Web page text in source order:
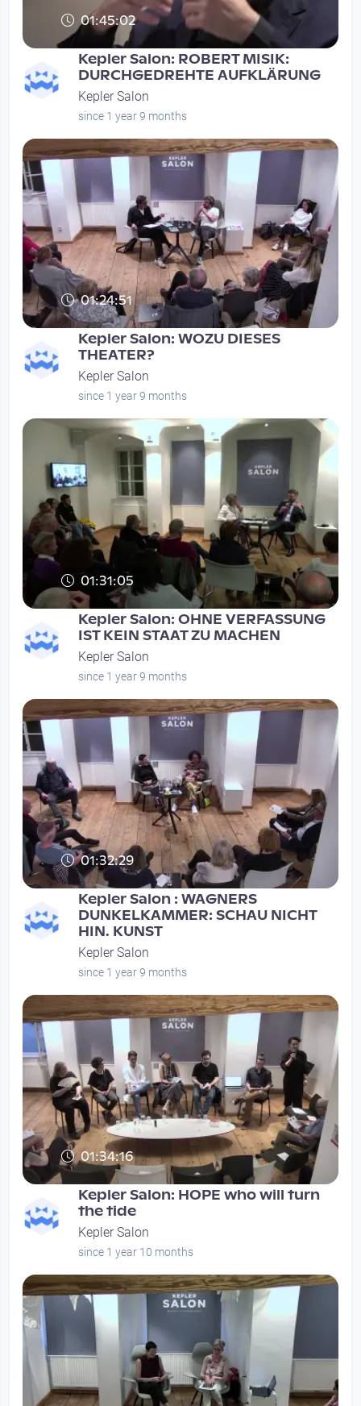
01:45:02
Kepler Salon: ROBERT MISIK:
DURCHGEDREHTE AUFKLÄRUNG
Kepler Salon
since 1 year 9 months
01:24:51
Kepler Salon: WOZU DIESES
THEATER?
Kepler Salon
since 1 year 9 months
01:31:05
Kepler Salon: OHNE VERFASSUNG
IST KEIN STAAT ZU MACHEN
Kepler Salon
since 1 year 9 months
01:32:29
Kepler Salon : WAGNERS
DUNKELKAMMER: SCHAU NICHT
HIN. KUNST
Kepler Salon
since 1 year 9 months
01:34:16
Kepler Salon: HOPE who will turn
the tide
Kepler Salon
since 1 year 10 months